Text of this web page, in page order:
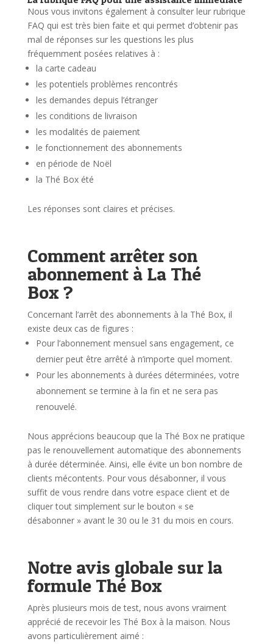
Nous vous invitons également à consulter leur rubrique
FAQ qui est très bien faite et qui permet d’obtenir pas
mal de réponses sur les questions les plus
fréquemment posées relatives à :
la carte cadeau
les potentiels problèmes rencontrés
les demandes depuis l’étranger
les conditions de livraison
les modalités de paiement
le fonctionnement des abonnements
en période de Noël
la Thé Box été
Les réponses sont claires et précises.
Comment arrêter son
abonnement à La Thé
Box ?
Concernant l’arrêt des abonnements à la Thé Box, il
existe deux cas de figures :
Pour l’abonnement mensuel sans engagement, ce
dernier peut être arrêté à n’importe quel moment.
Pour les abonnements à durées déterminées, votre
abonnement se termine à la fin et ne sera pas
renouvelé.
Nous apprécions beaucoup que la Thé Box ne pratique
pas le renouvellement automatique des abonnements
à durée déterminée. Ainsi, elle évite un bon nombre de
clients mécontents. Pour vous désabonner, il vous
suffit de vous rendre dans votre espace client et de
cliquer tout simplement sur le bouton « se
désabonner » avant le 30 ou le 31 du mois en cours.
Notre avis globale sur la
formule Thé Box
Après plusieurs mois de test, nous avons vraiment
apprécié de recevoir les Thé Box à la maison. Nous
avons particulièrement aimé :